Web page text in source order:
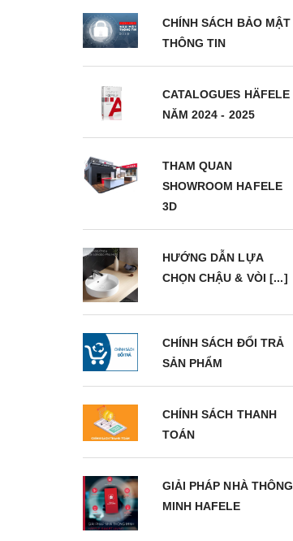
CHÍNH SÁCH BẢO MẬT
THÔNG TIN
CATALOGUES HÄFELE
NĂM 2024 - 2025
THAM QUAN
SHOWROOM HAFELE
3D
HƯỚNG DẪN LỰA
CHỌN CHẬU & VÒI [...]
CHÍNH SÁCH ĐỔI TRẢ
SẢN PHẨM
CHÍNH SÁCH THANH
TOÁN
GIẢI PHÁP NHÀ THÔNG
MINH HAFELE